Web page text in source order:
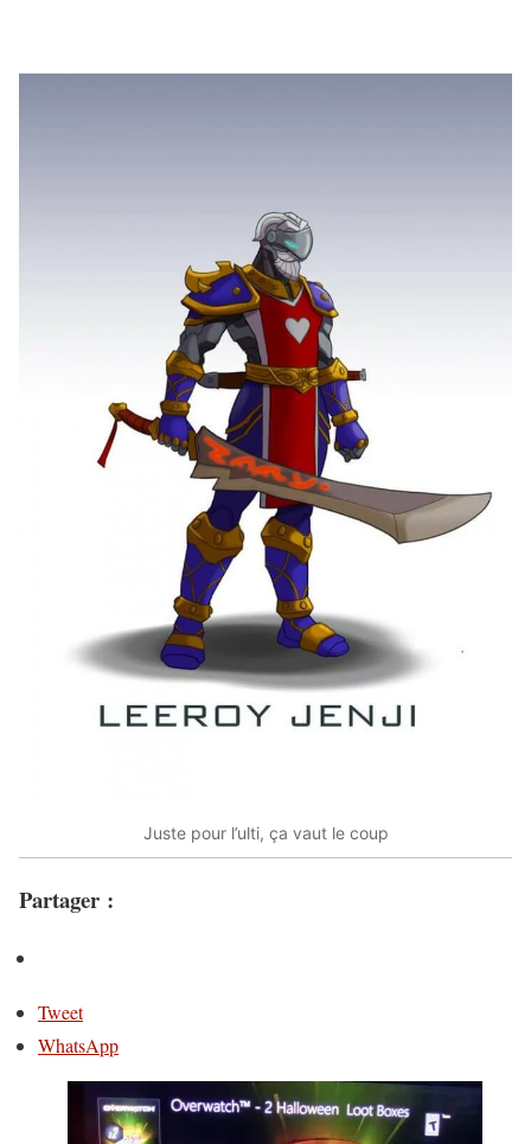
Juste pour l’ulti, ça vaut le coup
Partager :
Tweet
WhatsApp